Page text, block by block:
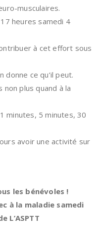
musculaires.
heures samedi 4
à cet effort sous
donne ce qu’il peut.
plus quand à la
minutes, 5 minutes, 30
avoir une activité sur
les bénévoles !
à la maladie samedi
L’ASPTT